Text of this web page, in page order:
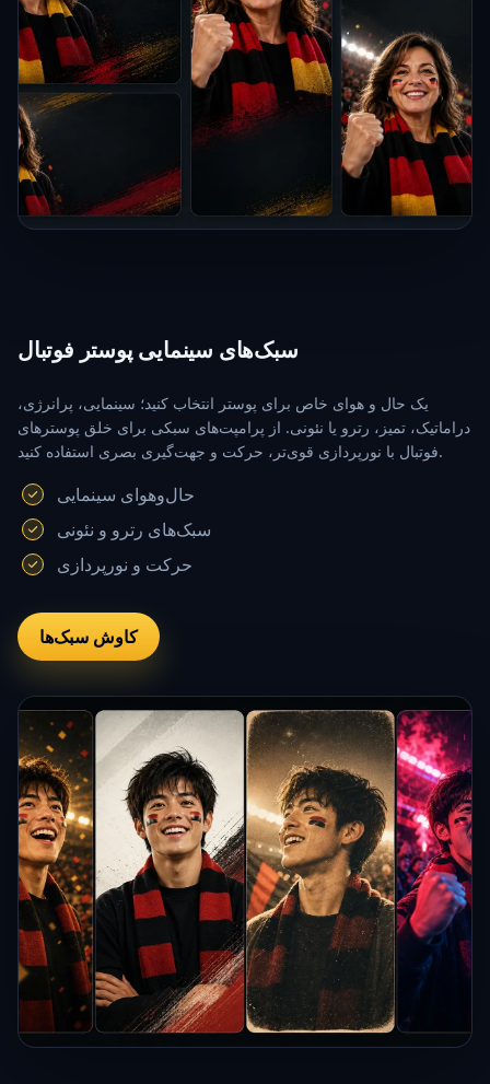
سبک‌های سینمایی پوستر فوتبال
یک حال و هوای خاص برای پوستر انتخاب کنید؛ سینمایی، پرانرژی،
دراماتیک، تمیز، رترو یا نئونی. از پرامپت‌های سبکی برای خلق پوسترهای
فوتبال با نورپردازی قوی‌تر، حرکت و جهت‌گیری بصری استفاده کنید.
حال‌وهوای سینمایی
سبک‌های رترو و نئونی
حرکت و نورپردازی
کاوش سبک‌ها